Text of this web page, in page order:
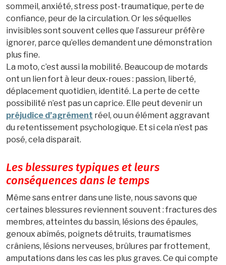
sommeil, anxiété, stress post-traumatique, perte de
confiance, peur de la circulation. Or les séquelles
invisibles sont souvent celles que l’assureur préfère
ignorer, parce qu’elles demandent une démonstration
plus fine.
La moto, c’est aussi la mobilité. Beaucoup de motards
ont un lien fort à leur deux-roues : passion, liberté,
déplacement quotidien, identité. La perte de cette
possibilité n’est pas un caprice. Elle peut devenir un
préjudice d’agrément réel, ou un élément aggravant
du retentissement psychologique. Et si cela n’est pas
posé, cela disparaît.
Les blessures typiques et leurs
conséquences dans le temps
Même sans entrer dans une liste, nous savons que
certaines blessures reviennent souvent : fractures des
membres, atteintes du bassin, lésions des épaules,
genoux abîmés, poignets détruits, traumatismes
crâniens, lésions nerveuses, brûlures par frottement,
amputations dans les cas les plus graves. Ce qui compte